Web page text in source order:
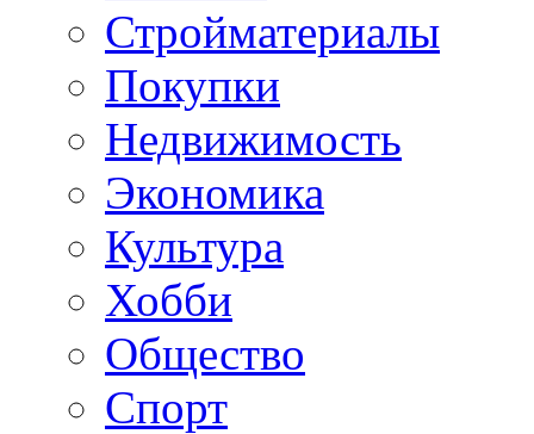
Стройматериалы
Покупки
Недвижимость
Экономика
Культура
Хобби
Общество
Спорт